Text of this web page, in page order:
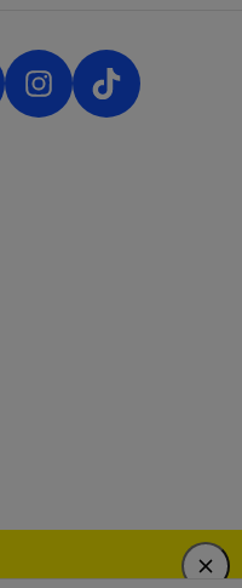
des producteurs et des